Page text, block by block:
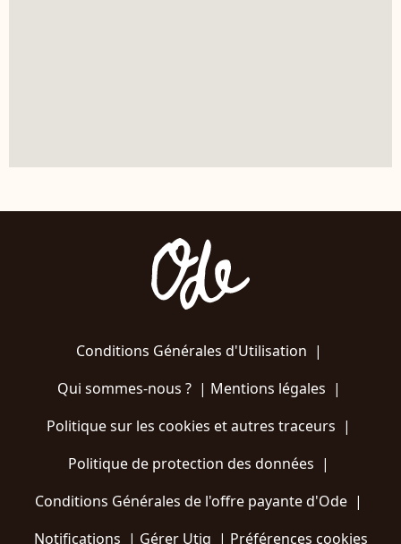
Conditions Générales d'Utilisation |
Qui sommes-nous ?| Mentions légales |
Politique sur les cookies et autres traceurs |
Politique de protection des données |
Conditions Générales de l'offre payante d'Ode |
Notifications | Gérer Utiq | Préférences cookies